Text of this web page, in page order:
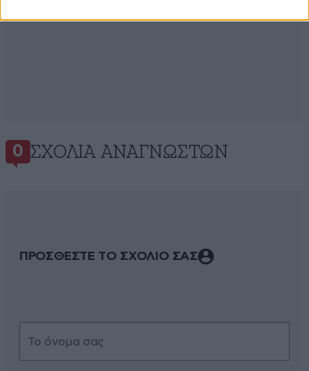
0 ΣΧΌΛΙΑ ΑΝΑΓΝΩΣΤΏΝ
ΠΡΟΣΘΕΣΤΕ ΤΟ ΣΧΟΛΙΟ ΣΑΣ